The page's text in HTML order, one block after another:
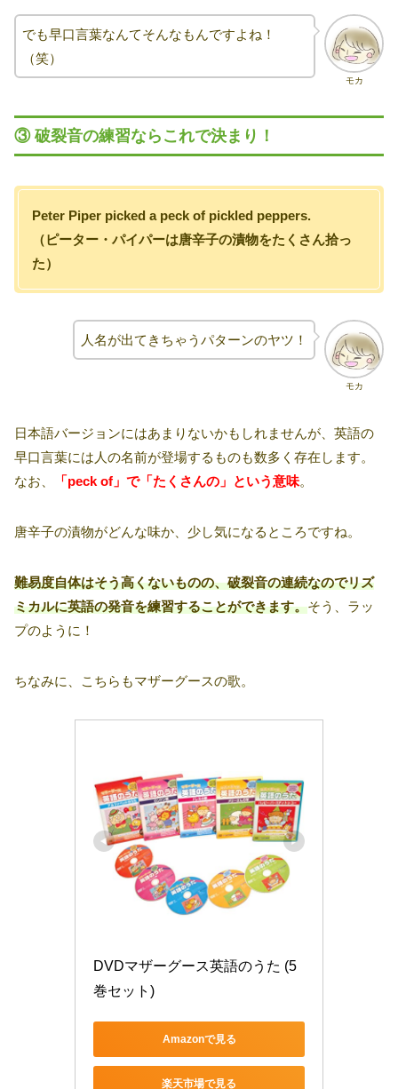
モカ
でも早口言葉なんてそんなもんですよね！
（笑）
③ 破裂音の練習ならこれで決まり！
Peter Piper picked a peck of pickled peppers.
（ピーター・パイパーは唐辛子の漬物をたくさん拾っ
た）
モカ
人名が出てきちゃうパターンのヤツ！
日本語バージョンにはあまりないかもしれませんが、英語の
早口言葉には人の名前が登場するものも数多く存在します。
なお、
「peck of」で「たくさんの」という意味。
唐辛子の漬物がどんな味か、少し気になるところですね。
難易度自体はそう高くないものの、破裂音の連続なのでリズ
ミカルに英語の発音を練習することができます。そう、ラッ
プのように！
ちなみに、こちらもマザーグースの歌。
DVDマザーグース英語のうた (5
巻セット)
Amazonで見る
楽天市場で見る